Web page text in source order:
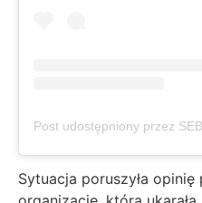
Sytuacja poruszyła